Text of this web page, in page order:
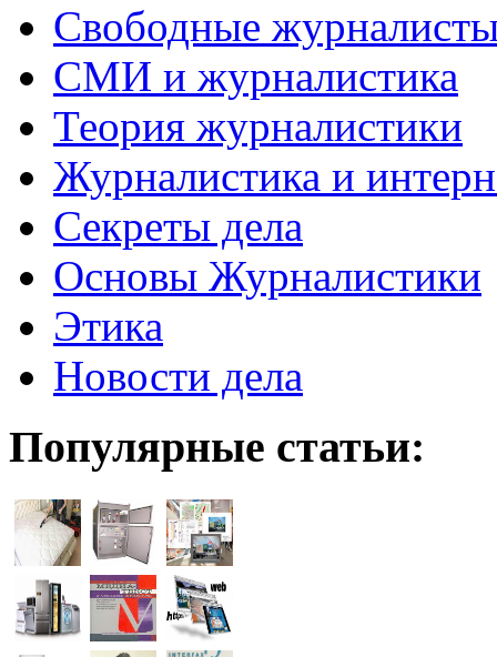
Свободные
СМИ и журналистика
Теория журналистики
Журналистика и
Секреты дела
Основы Журналистики
Этика
Новости дела
Популярные статьи: